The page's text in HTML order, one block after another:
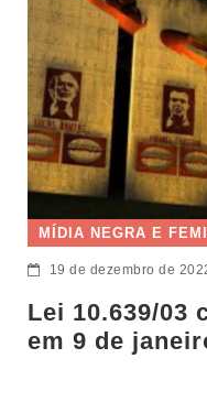
MÍDIA NEGRA E
19 de dezembro de
Lei 10.639/03
em 9 de